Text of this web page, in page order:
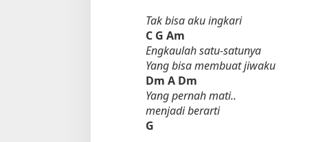
Tak bisa aku ingkari
C G Am
Engkaulah satu-satunya
Yang bisa membuat jiwaku
Dm A Dm
Yang pernah mati..
menjadi berarti
G